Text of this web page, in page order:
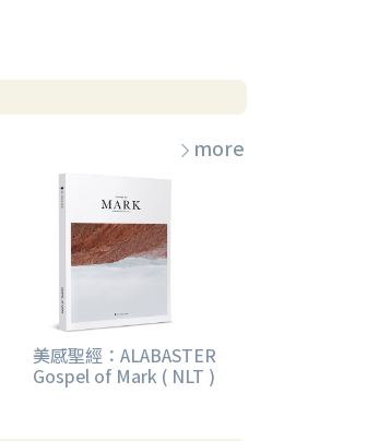
more
美感聖經：ALABASTER
Gospel of Mark ( NLT )